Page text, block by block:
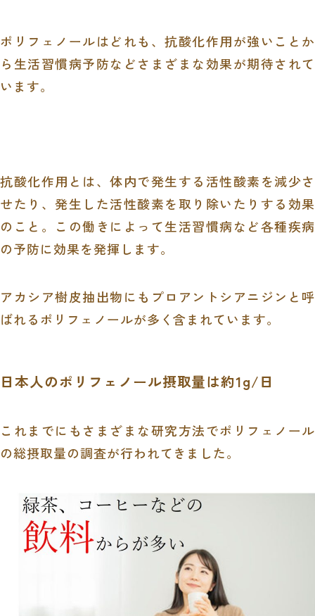
ポリフェノールはどれも、抗酸化作用が強いことか
ら生活習慣病予防などさまざまな効果が期待されて
います。
抗酸化作用とは、体内で発生する活性酸素を減少さ
せたり、発生した活性酸素を取り除いたりする効果
のこと。この働きによって生活習慣病など各種疾病
の予防に効果を発揮します。
アカシア樹皮抽出物にもプロアントシアニジンと呼
ばれるポリフェノールが多く含まれています。
日本人のポリフェノール摂取量は約1g/日
これまでにもさまざまな研究方法でポリフェノール
の総摂取量の調査が行われてきました。